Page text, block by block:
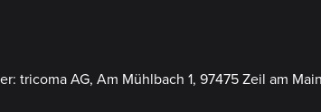
AG, Am Mühlbach 1, 97475 Zeil am